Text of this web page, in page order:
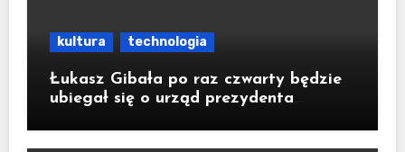
kultura technologia
Łukasz Gibała po raz czwarty będzie
ubiegał się o urząd prezydenta